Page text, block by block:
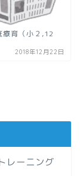
療育（小２,12
2018年12月22日
レーニング